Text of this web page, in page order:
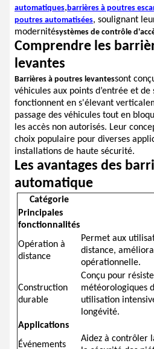
automatiques,barrières à poutres
poutres automatisées, soulignant
modernitésystèmes de contrôle
Comprendre les
levantes
Barrières à poutres levantessont
véhicules aux points d’entrée et
fonctionnent en s'élevant
passage des véhicules tout en
les accès non autorisés. Leur
choix populaire pour diverses
installations de haute sécurité.
Les avantages des
automatique
Catégorie
Principales
fonctionnalités
Opération à
distance
Permet aux
distance,
opérationnelle.
Construction
durable
Conçu pour
météorologiques
utilisation
longévité.
Applications
Événements
Aidez à contrôler